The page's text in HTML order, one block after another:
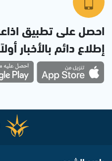
احصل على تطبيق
إطلاع دائم بالأخبار